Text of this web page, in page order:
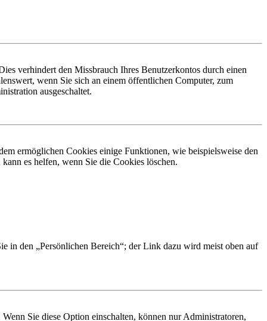
verhindert den Missbrauch Ihres Benutzerkontos durch einen
wenn Sie sich an einem öffentlichen Computer, zum
ausgeschaltet.
ermöglichen Cookies einige Funktionen, wie beispielsweise den
es helfen, wenn Sie die Cookies löschen.
in den „Persönlichen Bereich“; der Link dazu wird meist oben auf
Sie diese Option einschalten, können nur Administratoren,